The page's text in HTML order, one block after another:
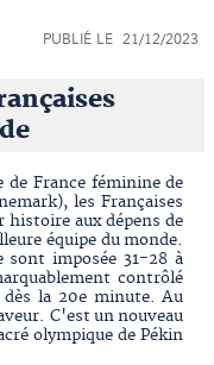
PUBLIÉ LE 21/12/2023
France féminine de
les Françaises
aux dépens de
équipe du monde.
sont imposée 31-28 à
contrôlé
la 20e minute. Au
C'est un nouveau
olympique de Pékin